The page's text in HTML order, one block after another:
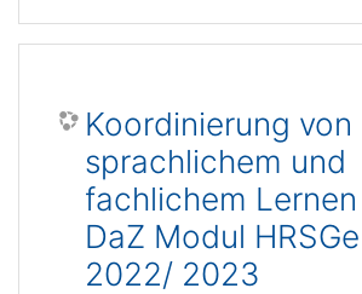
Koordinierung von
sprachlichem und
fachlichem
DaZ Modul
2022/ 2023